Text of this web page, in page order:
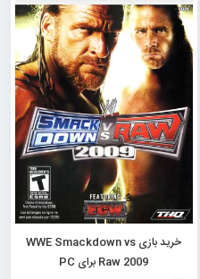
خرید بازی WWE Smackdown vs
Raw 2009 برای PC